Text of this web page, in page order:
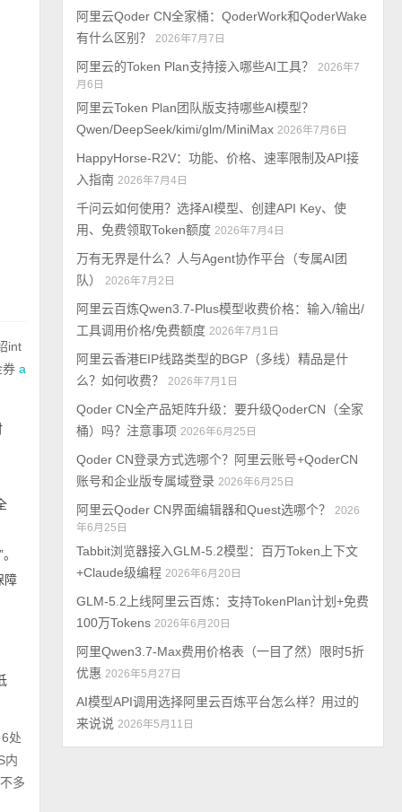
int
券 a
障
处
内
多
阿里云Qoder CN全家桶：QoderWork和QoderWake
有什么区别？
2026年7月7日
阿里云的Token Plan支持接入哪些AI工具？
2026年7
月6日
阿里云Token Plan团队版支持哪些AI模型？
Qwen/DeepSeek/kimi/glm/MiniMax 2026年7月6日
HappyHorse-R2V：功能、价格、速率限制及API接
入指南 2026年7月4日
千问云如何使用？选择AI模型、创建API Key、使
用、免费领取Token额度 2026年7月4日
万有无界是什么？人与Agent协作平台（专属AI团
队）
2026年7月2日
阿里云百炼Qwen3.7-Plus模型收费价格：输入/输出/
工具调用价格/免费额度 2026年7月1日
阿里云香港EIP线路类型的BGP（多线）精品是什
么？如何收费？
2026年7月1日
Qoder CN全产品矩阵升级：要升级QoderCN（全家
桶）吗？注意事项 2026年6月25日
Qoder CN登录方式选哪个？阿里云账号+QoderCN
账号和企业版专属域登录 2026年6月25日
阿里云Qoder CN界面编辑器和Quest选哪个？
2026
年6月25日
Tabbit浏览器接入GLM-5.2模型：百万Token上下文
+Claude级编程 2026年6月20日
GLM-5.2上线阿里云百炼：支持TokenPlan计划+免费
100万Tokens 2026年6月20日
阿里Qwen3.7-Max费用价格表（一目了然）限时5折
优惠 2026年5月27日
AI模型API调用选择阿里云百炼平台怎么样？用过的
来说说 2026年5月11日